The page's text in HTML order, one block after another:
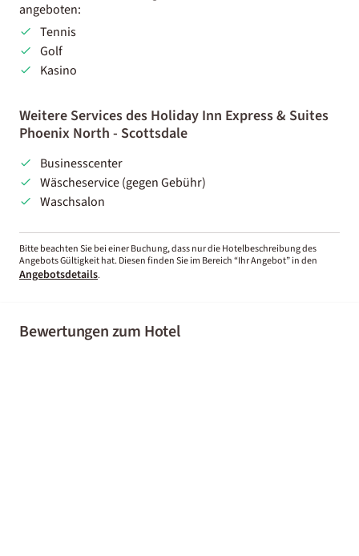
angeboten:
Tennis
Golf
Kasino
Weitere Services des Holiday Inn Express & Suites
Phoenix North - Scottsdale
Businesscenter
Wäscheservice (gegen Gebühr)
Waschsalon
Bitte beachten Sie bei einer Buchung, dass nur die Hotelbeschreibung des
Angebots Gültigkeit hat. Diesen finden Sie im Bereich “Ihr Angebot” in den
Angebotsdetails.
Bewertungen zum Hotel